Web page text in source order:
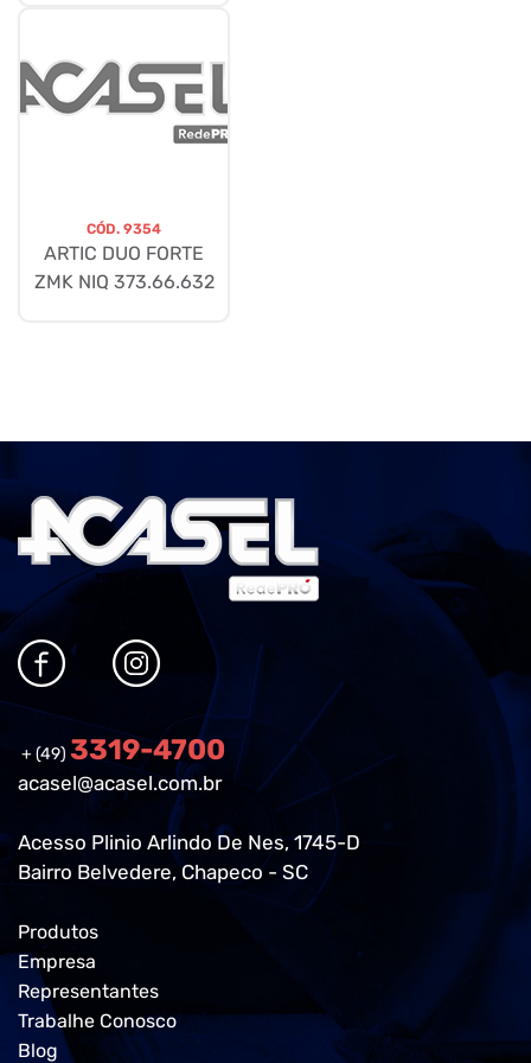
CÓD. 9354
ARTIC DUO FORTE
ZMK NIQ 373.66.632
+ (49) 3319-4700
acasel@acasel.com.br
Acesso Plinio Arlindo De Nes, 1745-D
Bairro Belvedere, Chapeco - SC
Produtos
Empresa
Representantes
Trabalhe Conosco
Blog